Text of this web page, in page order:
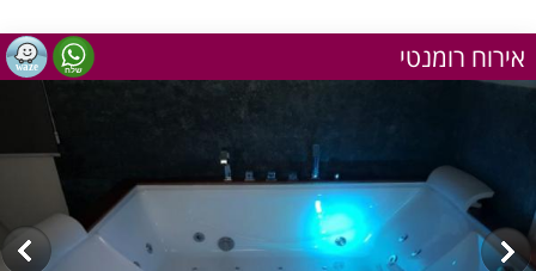
אירוח רומנטי